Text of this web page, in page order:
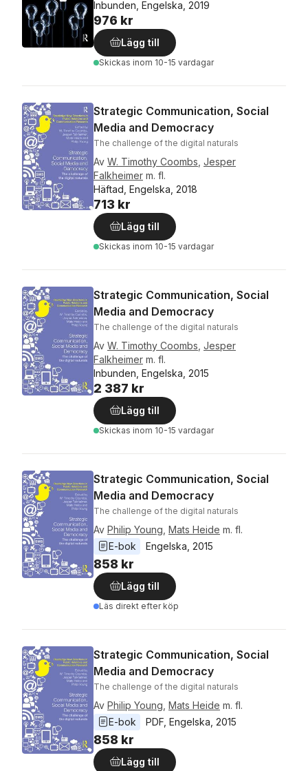
Inbunden, Engelska, 2019
976 kr
Lägg till
Skickas inom 10-15 vardagar
Strategic Communication, Social
Media and Democracy
The challenge of the digital naturals
Av W. Timothy Coombs Jesper
Falkheimer m. fl.
Häftad, Engelska, 2018
713 kr
Lägg till
Skickas inom 10-15 vardagar
Strategic Communication, Social
Media and Democracy
The challenge of the digital naturals
Av W. Timothy Coombs Jesper
Falkheimer m. fl.
Inbunden, Engelska, 2015
2 387 kr
Lägg till
Skickas inom 10-15 vardagar
Strategic Communication, Social
Media and Democracy
The challenge of the digital naturals
Av Philip Young Mats Heide m. fl.
E-bok
Engelska 2015
858 kr
Lägg till
Läs direkt efter köp
Strategic Communication, Social
Media and Democracy
The challenge of the digital naturals
Av Philip Young Mats Heide m. fl.
E-bok
PDF Engelska 2015
858 kr
Lägg till